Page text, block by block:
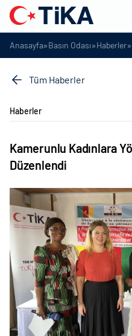
Anasayfa»Basın Odası»Haberler»
Tüm Haberler
Haberler
Kamerunlu Kadınlara
Düzenlendi